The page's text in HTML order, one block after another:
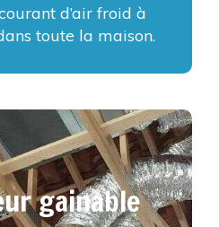
d’air froid à
toute la maison.
gainable